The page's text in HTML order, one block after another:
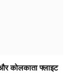
कोलकाता फ्लाइट